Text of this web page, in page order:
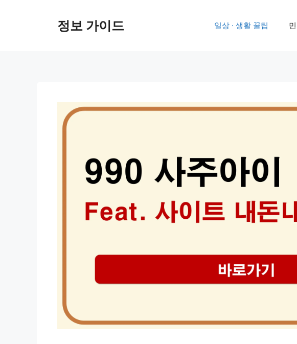
정보 가이드 일상 · 생활 꿀팁